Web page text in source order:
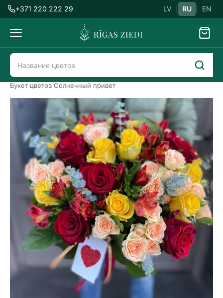
+371 220 222 29 LV RU EN
Доставка
цветов
Доставка цветов в Риге
Букеты цветов
Букет цветов Солнечный привет
Previous
Букет
Солнечный
привет
Next